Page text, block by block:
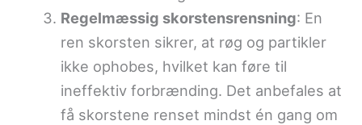
Regelmæssig skorstensrensning: En
ren skorsten sikrer, at røg og partikler
ikke ophobes, hvilket kan føre til
ineffektiv forbrænding. Det anbefales at
få skorstene renset mindst én gang om